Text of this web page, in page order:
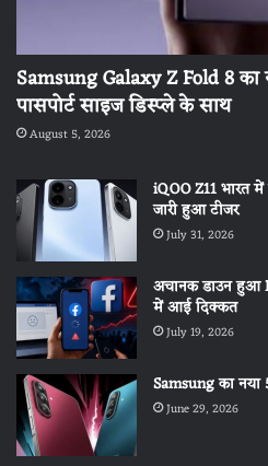
Samsung Galaxy Z Fold 8
पासपोर्ट साइज डिस्प्ले के साथ
August 5, 2026
iQOO Z11 भारत
जारी हुआ टीजर
July 31, 2026
अचानक डाउन हुआ
में आई दिक्कत
July 19, 2026
Samsung का नया
June 29, 2026